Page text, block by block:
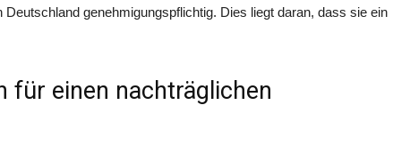
genehmigungspflichtig. Dies liegt daran, dass sie ein
für einen nachträglichen